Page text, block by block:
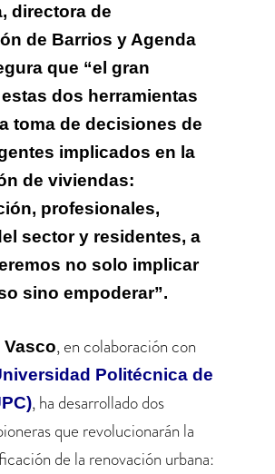
directora de
de Barrios y Agenda
que “el gran
dos herramientas
toma de decisiones de
implicados en la
de viviendas:
profesionales,
sector y residentes, a
no solo implicar
sino empoderar”.
, en colaboración con
Politécnica de
, ha desarrollado dos
que revolucionarán la
de la renovación urbana: